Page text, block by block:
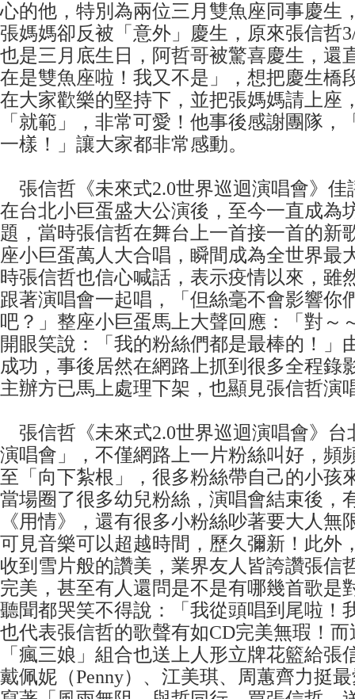
心的他，特別為兩位三月雙魚座同事慶生
張媽媽卻反被「意外」慶生，原來張信哲
也是三月底生日，阿哲哥被驚喜慶生，還
在是雙魚座啦！我又不是」，想把慶生橋
在大家歡樂的堅持下，並把張媽媽請上座
「就範」，非常可愛！他事後感謝團隊，
一樣！」讓大家都非常感動。
張信哲《未來式2.0世界巡迴演唱會》佳
在台北小巨蛋盛大公演後，至今一直成為
題，當時張信哲在舞台上一首接一首的新
座小巨蛋萬人大合唱，瞬間成為全世界最
時張信哲也信心喊話，表示疫情以來，雖
跟著演唱會一起唱，「但絲毫不會影響你
吧？」整座小巨蛋馬上大聲回應：「對～
開眼笑說：「我的粉絲們都是最棒的！」
成功，事後居然在網路上抓到很多全程錄
主辦方已馬上處理下架，也顯見張信哲演
張信哲《未來式2.0世界巡迴演唱會》台
演唱會」，不僅網路上一片粉絲叫好，頻
至「向下紮根」，很多粉絲帶自己的小孩
當場圈了很多幼兒粉絲，演唱會結束後，
《用情》，還有很多小粉絲吵著要大人無
可見音樂可以超越時間，歷久彌新！此外
收到雪片般的讚美，業界友人皆誇讚張信
完美，甚至有人還問是不是有哪幾首歌是
聽聞都哭笑不得說：「我從頭唱到尾啦！
也代表張信哲的歌聲有如CD完美無瑕！
「瘋三娘」組合也送上人形立牌花籃給張
戴佩妮（Penny）、江美琪、周蕙齊力挺